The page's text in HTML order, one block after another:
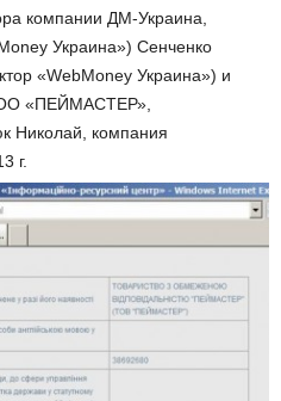
компании ДМ-Украина,
Украина») Сенченко
«WebMoney Украина») и
«ПЕЙМАСТЕР»,
Николай, компания
г.